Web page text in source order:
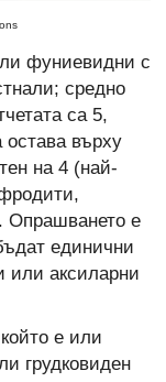
фуниевидни с
средно
са 5,
остава върху
на 4 (най-
Опрашването е
единични
или аксиларни
е или
грудковиден